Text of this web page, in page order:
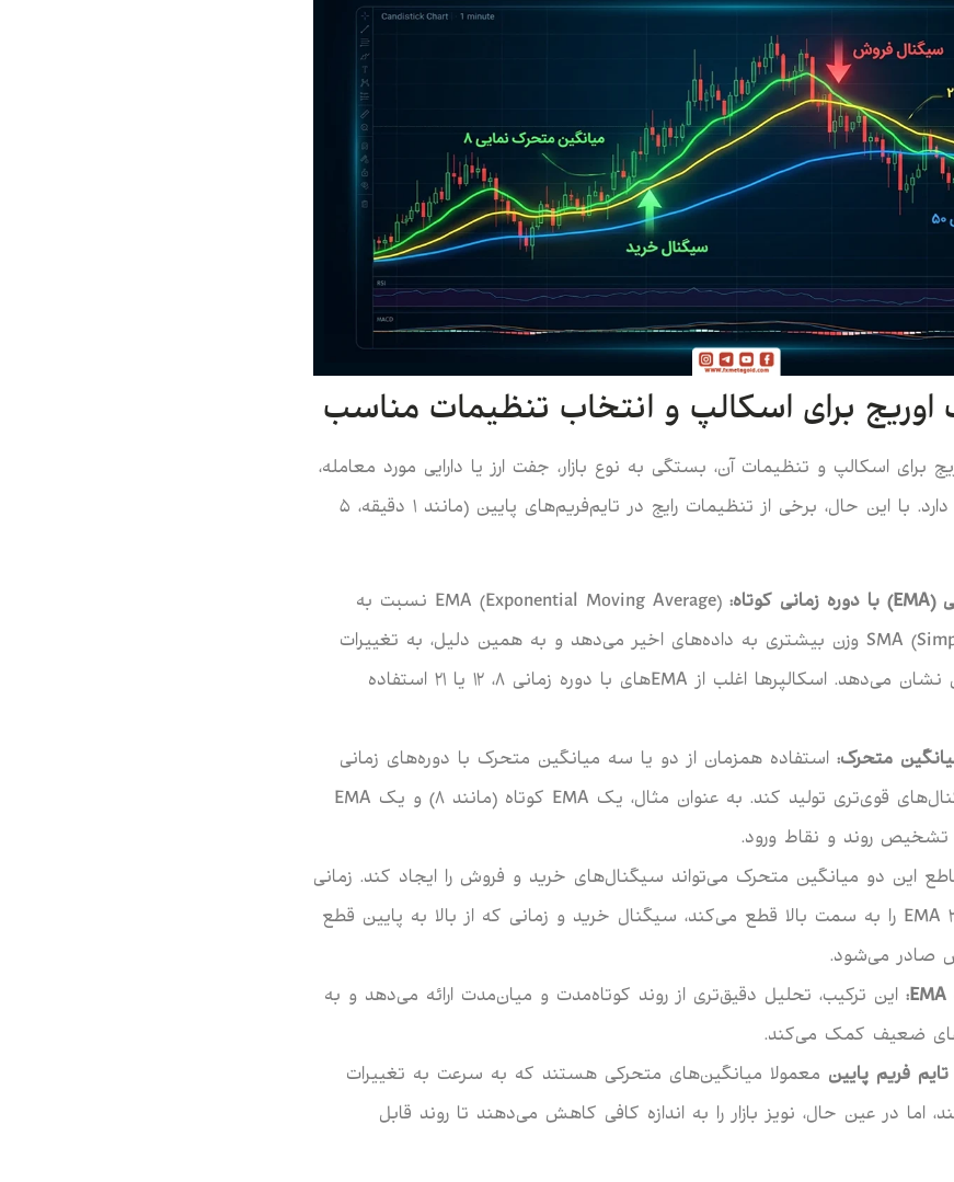
اوریج برای اسکالپ و انتخاب تنظیمات مناسب
برای اسکالپ و تنظیمات آن، بستگی به نوع بازار، جفت ارز یا دارایی مورد معامله،
و سبک شخصی معامله‌گر دارد. با این حال، برخی از تنظیمات رایج در تایم‌فریم‌های پایین (مانند 1 دقیقه، 5
(
EMA) با دوره زمانی کوتاه:
EMA (Exponential Moving Average) نسبت به
SMA (Simple Moving Average) وزن بیشتری به داده‌های اخیر می‌دهد و به همین دلیل، به تغییرات
قیمت سریع‌تر واکنش نشان می‌دهد. اسکالپرها اغلب از EMAهای با دوره زمانی 8، 12 یا 21 استفاده
متحرک: استفاده همزمان از دو یا سه میانگین متحرک با دوره‌های زمانی
متفاوت می‌تواند سیگنال‌های قوی‌تری تولید کند. به عنوان مثال، یک EMA کوتاه (مانند 8) و یک EMA
این دو میانگین متحرک می‌تواند سیگنال‌های خرید و فروش را ایجاد کند. زمانی
که EMA 8 از پایین EMA 21 را به سمت بالا قطع می‌کند، سیگنال خرید و زمانی که از بالا به پایین قطع
صادر می‌شود.
EMA
: این ترکیب، تحلیل دقیق‌تری از روند کوتاه‌مدت و میان‌مدت ارائه می‌دهد و به
ضعیف کمک می‌کند.
فریم پایین معمولا میانگین‌های متحرکی هستند که به سرعت به تغییرات
در عین حال، نویز بازار را به اندازه کافی کاهش می‌دهند تا روند قابل